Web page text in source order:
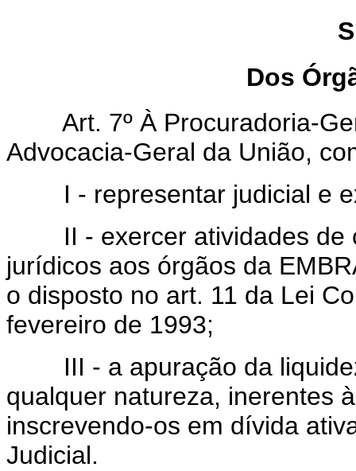
Dos
Art. 7º À Procuradoria-
Advocacia-Geral da União,
I - representar judicial e
II - exercer atividades de
jurídicos aos órgãos da
o disposto no art. 11 da Lei
fevereiro de 1993;
III - a apuração da
qualquer natureza, inerentes
inscrevendo-os em dívida
Judicial.